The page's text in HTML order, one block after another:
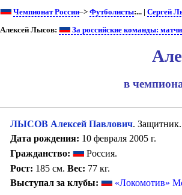
Чемпионат России–> Футболисты:... | Сергей
Алексей Лысов: За российские команды: матчи
в
ЛЫСОВ Алексей Павлович. Защитник.
Дата рождения: 10 февраля 2005 г.
Гражданство:
Россия.
Рост: 185 см.Вес: 77 кг.
Выступал за клубы:
«Локомотив»